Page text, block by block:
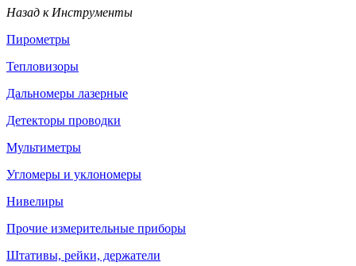
Назад к Инструменты
Пирометры
Тепловизоры
Дальномеры лазерные
Детекторы проводки
Мультиметры
Угломеры и уклономеры
Нивелиры
Прочие измерительные приборы
Штативы, рейки, держатели